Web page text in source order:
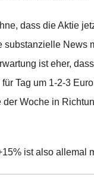
dass die Aktie
substanzielle News
ist eher,
Tag um 1-2-3
Woche in
ist also allemal